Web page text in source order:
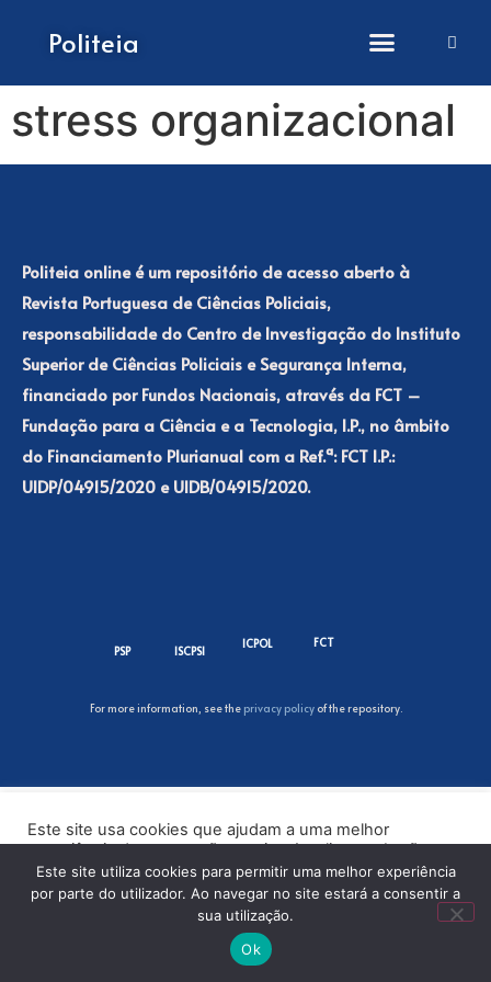
Politeia
stress organizacional
Politeia online é um repositório de acesso aberto à
Revista Portuguesa de Ciências Policiais,
responsabilidade do Centro de Investigação do Instituto
Superior de Ciências Policiais e Segurança Interna,
financiado por Fundos Nacionais, através da FCT –
Fundação para a Ciência e a Tecnologia, I.P., no âmbito
do Financiamento Plurianual com a Ref.ª: FCT I.P.:
UIDP/04915/2020 e UIDB/04915/2020.
PSP ISCPSI
ICPOL FCT
For more information, see the privacy policyof the repository.
Este site usa cookies que ajudam a uma melhor
experiência de navegação no site. Ao clicar no botão
“Aceitar” ou continuar a visualizar o nosso site, você
concorda com o uso de cookies no nosso site.
Este site utiliza cookies para permitir uma melhor experiência
por parte do utilizador. Ao navegar no site estará a consentir a
sua utilização.
Ok